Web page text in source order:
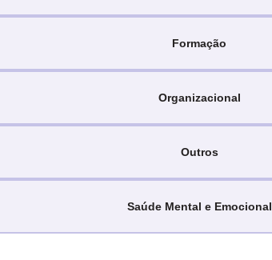
Formação
Organizacional
Outros
Saúde Mental e Emocional